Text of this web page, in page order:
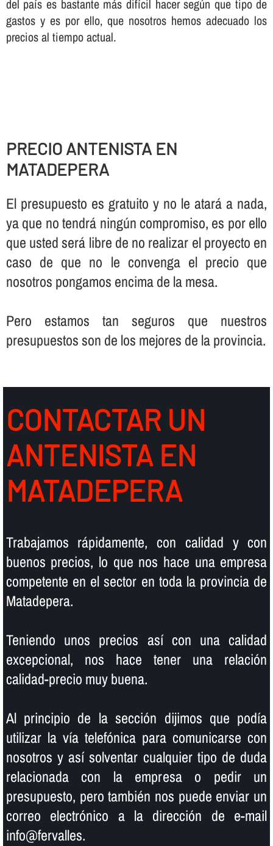
del paí­s es bastante más difí­cil hacer según que tipo de
gastos y es por ello, que nosotros hemos adecuado los
precios al tiempo actual.
PRECIO ANTENISTA EN
MATADEPERA
El presupuesto es gratuito y no le atará a nada,
ya que no tendrá ningún compromiso, es por ello
que usted será libre de no realizar el proyecto en
caso de que no le convenga el precio que
nosotros pongamos encima de la mesa.
Pero estamos tan seguros que nuestros
presupuestos son de los mejores de la provincia.
CONTACTAR UN
ANTENISTA EN
MATADEPERA
Trabajamos rápidamente, con calidad y con
buenos precios, lo que nos hace una empresa
competente en el sector en toda la provincia de
Matadepera.
Teniendo unos precios así­ con una calidad
excepcional, nos hace tener una relación
calidad-precio muy buena.
Al principio de la sección dijimos que podí­a
utilizar la ví­a telefónica para comunicarse con
nosotros y así­ solventar cualquier tipo de duda
relacionada con la empresa o pedir un
presupuesto, pero también nos puede enviar un
correo electrónico a la dirección de e-mail
info@fervalles.